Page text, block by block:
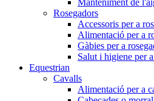
Manteniment de
Rosegadors
Accessoris per a
Alimentació per a
Gàbies per a
Salut i higiene per
Equestrian
Cavalls
Alimentació per a